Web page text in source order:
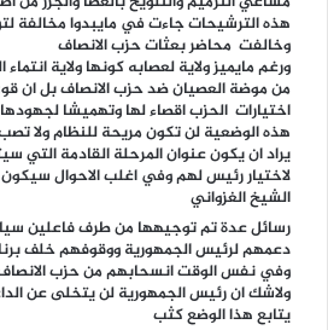
هذه الترشيحات جاءت في مايبدوا مخالفة
وخالفت محاضر بعثات حزب الانصاف
ورغم مايميز ولاية لعصابه كونها ولاية
من موضة العصيان ضد حزب الانصاف بل ان
اختيارات الحزب اقصاء لها وتهميشا
هذه الوضعية لن تكون مريحة للنظام ولا
يراد ان يكون عنوان المرحلة القادمة التي
لاختيار رئيس لهم وفي اغلب الاحوال
الشيخ الغزواني
رسائل عدة تم توجيهها من طرف فاعلين
دعمهم لرئيس الجمهورية ووقوفهم خلف
وفي نفس الوقت انسحابهم من حزب الانصاف
ولاشك ان رئيس الجمهورية لن يتخلى عن
يتابع هذا الوضع كثب